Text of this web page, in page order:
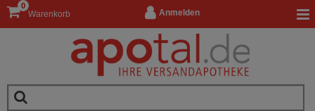
Anmelden
Warenkorb
0